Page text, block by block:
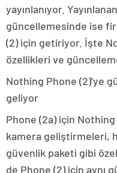
yayınlanıyor.
güncellemesinde ise
(2) için getiriyor. İşte
özellikleri ve
Nothing Phone (2)’ye
geliyor
Phone (2a) için
kamera geliştirmeleri,
güvenlik paketi gibi
de Phone (2) için aynı